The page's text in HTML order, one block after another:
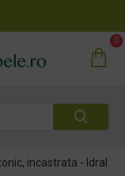
0
incastrata - Idral